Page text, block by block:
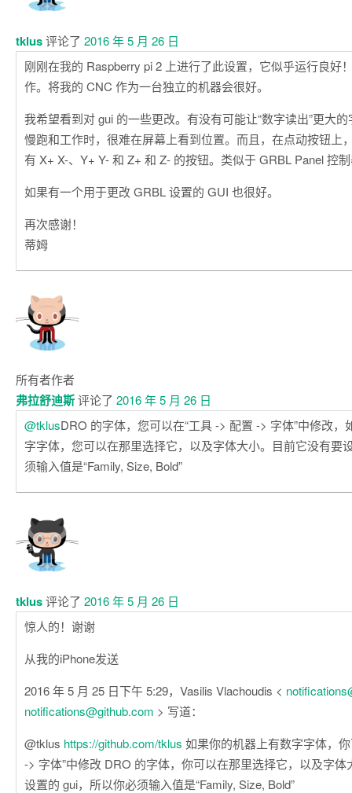
tklus评论了 2016 年 5 月 26 日
刚刚在我的 Raspberry pi 2 上进行了此设置，它似乎运行良好
作。将我的 CNC 作为一台独立的机器会很好。
我希望看到对 gui 的一些更改。有没有可能让“数字读出”更大
慢跑和工作时，很难在屏幕上看到位置。而且，在点动按钮上
有 X+ X-、Y+ Y- 和 Z+ 和 Z- 的按钮。类似于 GRBL Panel 控
如果有一个用于更改 GRBL 设置的 GUI 也很好。
再次感谢！
蒂姆
所有者作者
弗拉舒迪斯评论了 2016 年 5 月 26 日
@tklusDRO 的字体，您可以在“工具 -> 配置 -> 字体”中修改，
字字体，您可以在那里选择它，以及字体大小。目前它没有要
须输入值是“Family, Size, Bold”
tklus评论了 2016 年 5 月 26 日
惊人的！谢谢
从我的iPhone发送
2016 年 5 月 25 日下午 5:29，Vasilis Vlachoudis <
notifications@github.com > 写道：
@tklus https://github.com/tklus 如果你的机器上有数字字体，
-> 字体”中修改 DRO 的字体，你可以在那里选择它，以及字
设置的 gui，所以你必须输入值是“Family, Size, Bold”